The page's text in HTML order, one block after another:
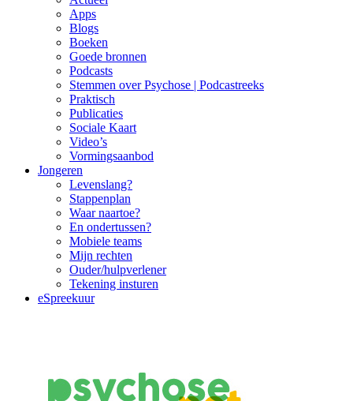
Apps
Blogs
Boeken
Goede bronnen
Podcasts
Stemmen over Psychose | Podcastreeks
Praktisch
Publicaties
Sociale Kaart
Video’s
Vormingsaanbod
Jongeren
Levenslang?
Stappenplan
Waar naartoe?
En ondertussen?
Mobiele teams
Mijn rechten
Ouder/hulpverlener
Tekening insturen
eSpreekuur